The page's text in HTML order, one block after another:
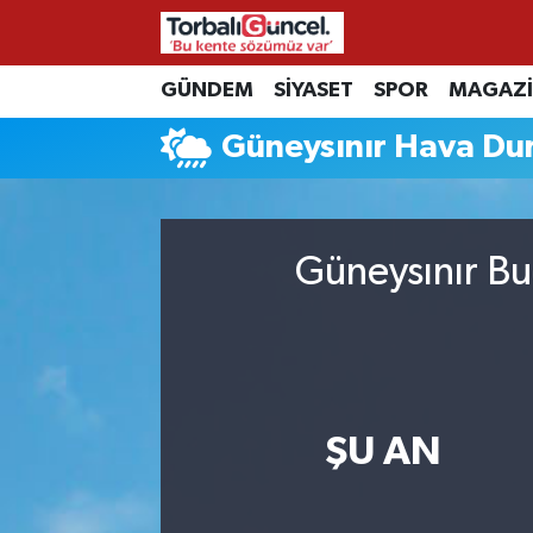
GÜNDEM SİYASET SPOR
Güneysınır Hava
Güneysınır
ŞU AN
İzmir Nöbetçi Eczaneler
İzmir Hava Durumu
İzmir Trafik Yoğunluk Haritası
Haber Arşivi